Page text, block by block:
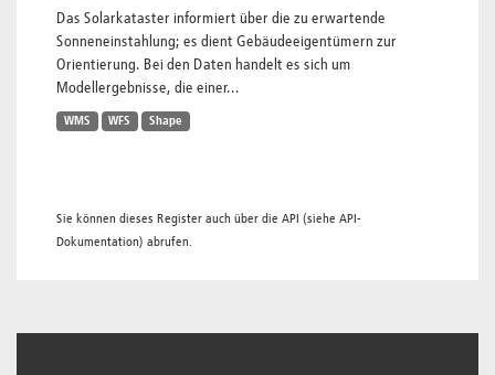
Das Solarkataster informiert über die zu erwartende
Sonneneinstahlung; es dient Gebäudeeigentümern zur
Orientierung. Bei den Daten handelt es sich um
Modellergebnisse, die einer...
WMS WFS Shape
Sie können dieses Register auch über die API (siehe API-
Dokumentation) abrufen.